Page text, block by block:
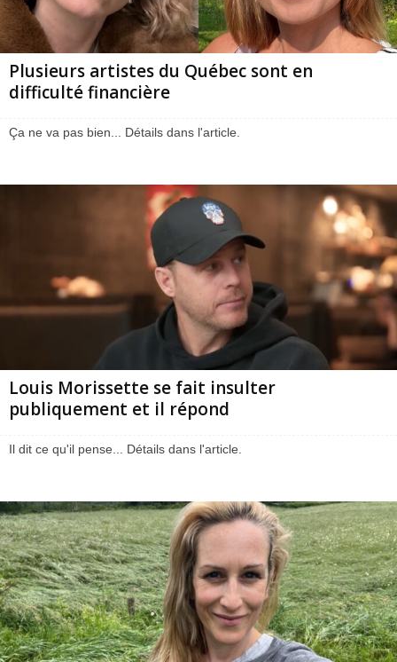
Plusieurs artistes du Québec sont en
difficulté financière
Ça ne va pas bien... Détails dans l'article.
Louis Morissette se fait insulter
publiquement et il répond
Il dit ce qu'il pense... Détails dans l'article.